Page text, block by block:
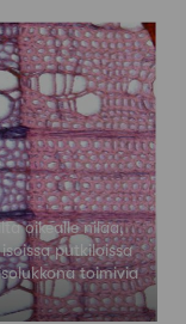
oikealle nilaa,
putkiloissa
toimivia